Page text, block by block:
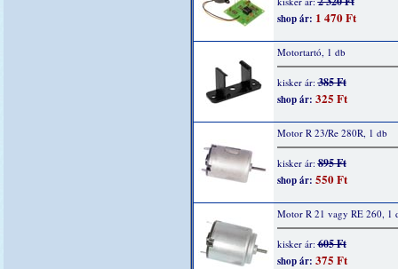
shop ár: 1 470 Ft
Motortartó, 1 db
kisker ár:385 Ft
shop ár: 325 Ft
Motor R 23/Re 280R, 1 db
kisker ár:895 Ft
shop ár: 550 Ft
Motor R 21 vagy RE 260, 1
kisker ár:605 Ft
shop ár: 375 Ft